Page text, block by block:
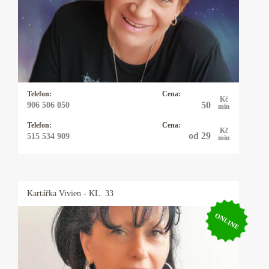
Telefon:
906 506 050
Cena:
50
Kč
min
Telefon:
515 534 909
Cena:
od 29
Kč
min
25 let praxe s výkladem z cikánských a
andělských karet. Pomohu Vám s rozhodnutím
v lásce, práci, financemi a ve všem, na co se mě
zeptá. Někdy přiberu i kyvadlo.
Kartářka Vivien - KL. 33
ONLINE
Kartářka Vivien